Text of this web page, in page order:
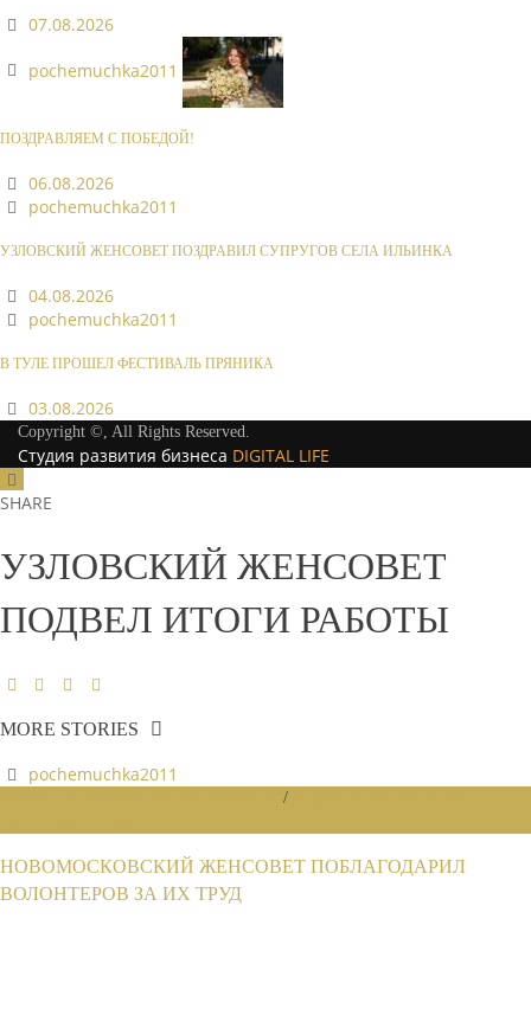
07.08.2026
pochemuchka2011
ПОЗДРАВЛЯЕМ С ПОБЕДОЙ!
06.08.2026
pochemuchka2011
УЗЛОВСКИЙ ЖЕНСОВЕТ ПОЗДРАВИЛ СУПРУГОВ СЕЛА ИЛЬИНКА
04.08.2026
pochemuchka2011
В ТУЛЕ ПРОШЕЛ ФЕСТИВАЛЬ ПРЯНИКА
03.08.2026
Copyright ©, All Rights Reserved.
Студия развития бизнеса DIGITAL LIFE
SHARE
УЗЛОВСКИЙ ЖЕНСОВЕТ
ПОДВЕЛ ИТОГИ РАБОТЫ
MORE STORIES
pochemuchka2011
/
НОВОМОСКОВСКИЙ ЖЕНСОВЕТ ПОБЛАГОДАРИЛ
ВОЛОНТЕРОВ ЗА ИХ ТРУД